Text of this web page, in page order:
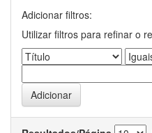
Adicionar filtros:
Utilizar filtros para refinar o